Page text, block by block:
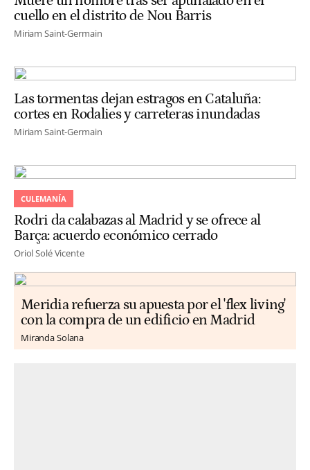
cuello en el distrito de Nou Barris
Miriam Saint-Germain
Las tormentas dejan estragos en Cataluña:
cortes en Rodalies y carreteras inundadas
Miriam Saint-Germain
CULEMANÍA
Rodri da calabazas al Madrid y se ofrece al
Barça: acuerdo económico cerrado
Oriol Solé Vicente
Meridia refuerza su apuesta por el 'flex living'
con la compra de un edificio en Madrid
Miranda Solana